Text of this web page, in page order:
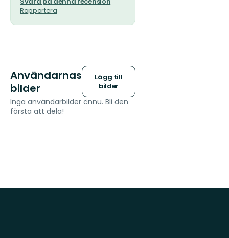
Rapportera
Användarnas
bilder
Lägg till
bilder
Inga användarbilder ännu. Bli den
första att dela!